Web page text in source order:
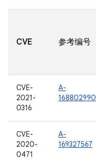
CVE 参考编号
CVE-
2021-
0316
A-
168802990
CVE-
2020-
0471
A-
169327567